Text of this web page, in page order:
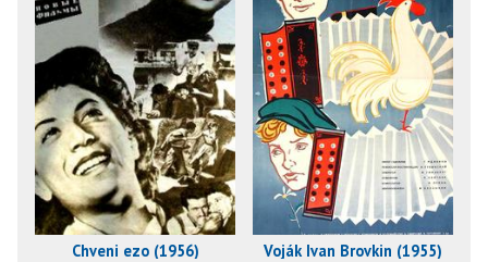
Chveni ezo (1956) Voják Ivan Brovkin (1955)